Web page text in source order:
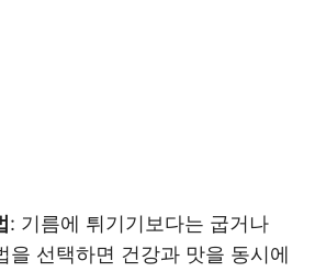
: 기름에 튀기기보다는 굽거나
을 선택하면 건강과 맛을 동시에